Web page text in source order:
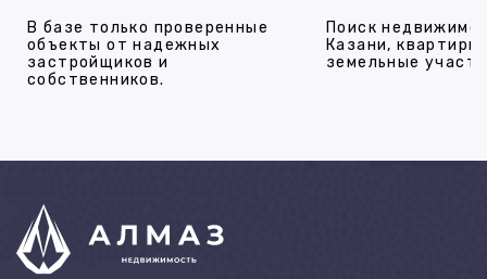
В базе только проверенные
объекты от надежных
застройщиков и
собственников.
Поиск
Казани,
земельные